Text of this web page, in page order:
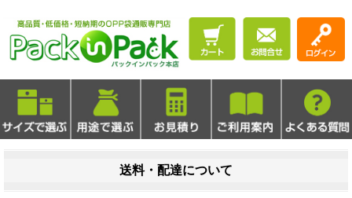
送料・配達について